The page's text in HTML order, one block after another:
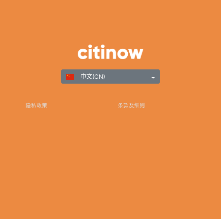
隐私政策 条款及细则
中文(CN)